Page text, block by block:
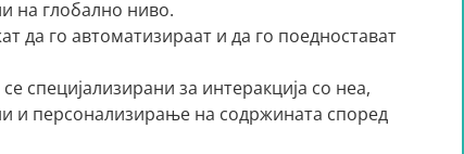
на глобално ниво.
да го автоматизираат и да го поедностават
специјализирани за интеракција со неа,
и персонализирање на содржината според